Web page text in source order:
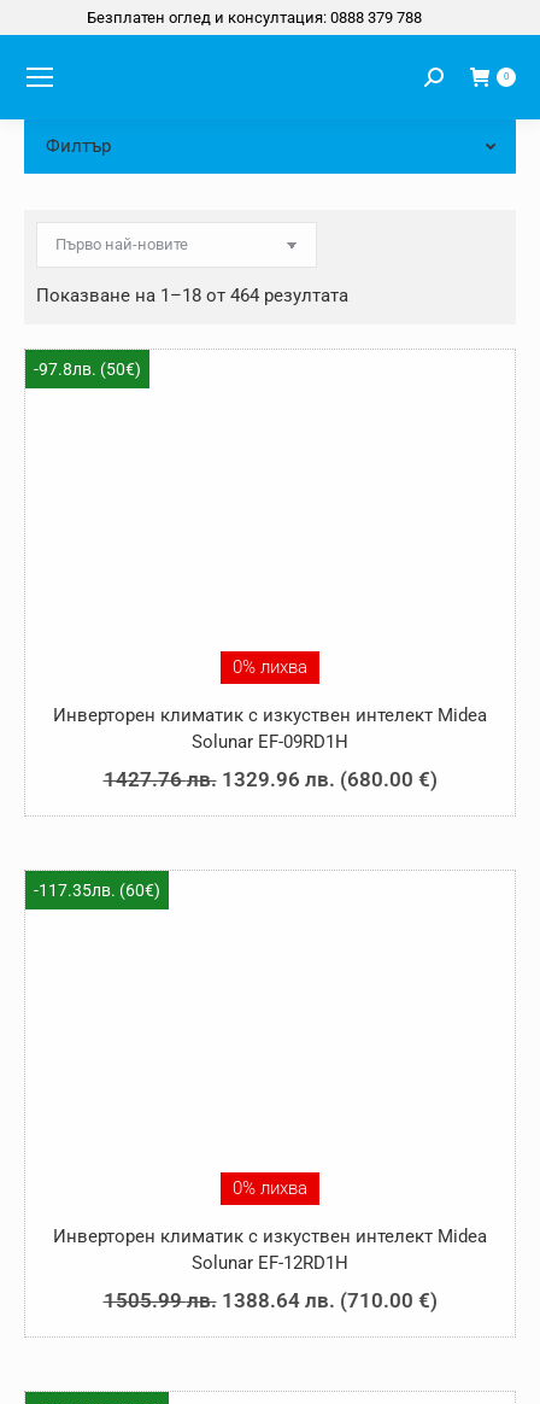
Безплатен оглед и консултация: 0888 379 788
Search: 0
Филтър
Показване на 1–18 от 464 резултата
-97.8лв. (50€)
0% лихва
Инверторен климатик с изкуствен интелект Midea
Solunar EF-09RD1H
1427.76лв. Original
price
1329.96 лв.Текущата
цена
(680.00 €)
-117.35лв. (60€)
0% лихва
Инверторен климатик с изкуствен интелект Midea
Solunar EF-12RD1H
1505.99лв. Original
price
1388.64 лв.Текущата
цена
(710.00 €)